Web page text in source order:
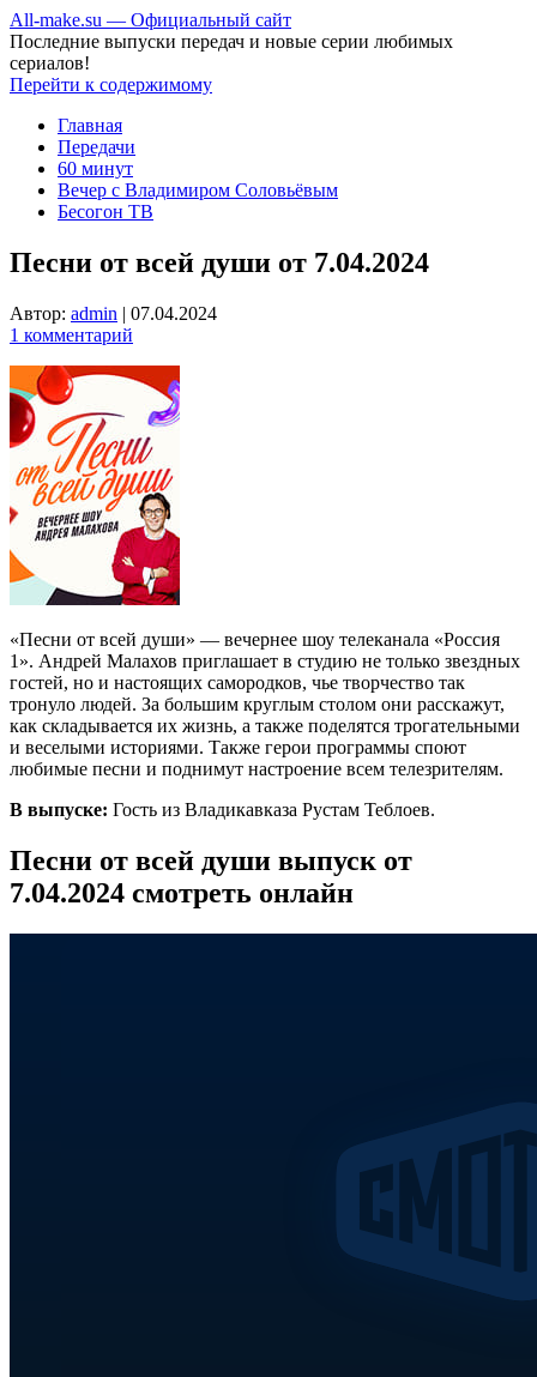
All-make.su — Официальный сайт
Последние выпуски передач и новые серии любимых
сериалов!
Перейти к содержимому
Главная
Передачи
60 минут
Вечер с Владимиром Соловьёвым
Бесогон ТВ
Песни от всей души от 7.04.2024
Автор: admin | 07.04.2024
1 комментарий
«Песни от всей души» — вечернее шоу телеканала «Россия
1». Андрей Малахов приглашает в студию не только звездных
гостей, но и настоящих самородков, чье творчество так
тронуло людей. За большим круглым столом они расскажут,
как складывается их жизнь, а также поделятся трогательными
и веселыми историями. Также герои программы споют
любимые песни и поднимут настроение всем телезрителям.
В выпуске: Гость из Владикавказа Рустам Теблоев.
Песни от всей души выпуск от
7.04.2024 смотреть онлайн